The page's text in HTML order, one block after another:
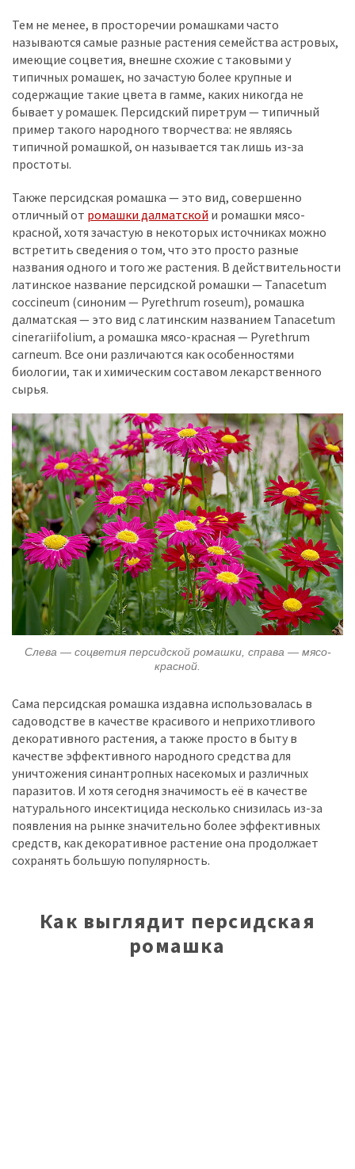
Тем не менее, в просторечии ромашками часто
называются самые разные растения семейства астровых,
имеющие соцветия, внешне схожие с таковыми у
типичных ромашек, но зачастую более крупные и
содержащие такие цвета в гамме, каких никогда не
бывает у ромашек. Персидский пиретрум — типичный
пример такого народного творчества: не являясь
типичной ромашкой, он называется так лишь из-за
простоты.
Также персидская ромашка — это вид, совершенно
отличный от ромашки далматской и ромашки мясо-
красной, хотя зачастую в некоторых источниках можно
встретить сведения о том, что это просто разные
названия одного и того же растения. В действительности
латинское название персидской ромашки — Tanacetum
coccineum (синоним — Pyrethrum roseum), ромашка
далматская — это вид с латинским названием Tanacetum
cinerariifolium, а ромашка мясо-красная — Pyrethrum
carneum. Все они различаются как особенностями
биологии, так и химическим составом лекарственного
сырья.
Слева — соцветия персидской ромашки, справа — мясо-
красной.
Сама персидская ромашка издавна использовалась в
садоводстве в качестве красивого и неприхотливого
декоративного растения, а также просто в быту в
качестве эффективного народного средства для
уничтожения синантропных насекомых и различных
паразитов. И хотя сегодня значимость её в качестве
натурального инсектицида несколько снизилась из-за
появления на рынке значительно более эффективных
средств, как декоративное растение она продолжает
сохранять большую популярность.
Как выглядит персидская
ромашка